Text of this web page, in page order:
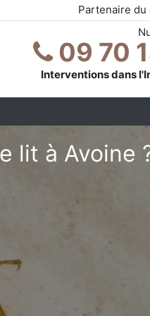
Partenaire du
09 70
Interventions dans
lit à Avoine